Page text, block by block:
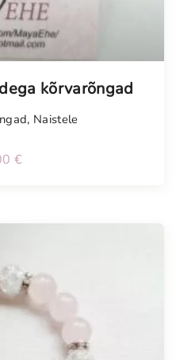
kõrvarõngad
, Naistele
€